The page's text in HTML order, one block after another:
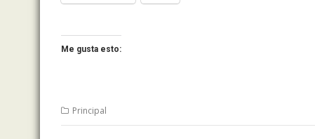
Me gusta esto:
Principal